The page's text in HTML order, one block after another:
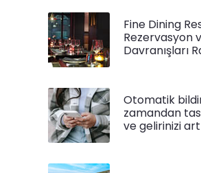
Fine Dining
Rezervasyon
Davranışları
Otomatik
zamandan
ve gelirinizi